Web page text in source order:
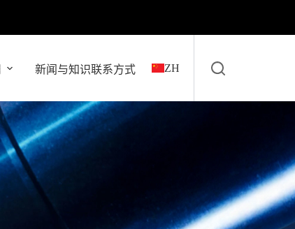
新闻与知识联系方式 ZH